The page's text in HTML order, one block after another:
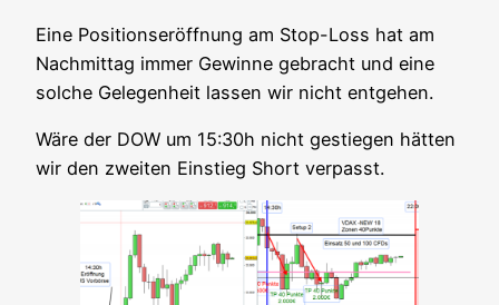
Eine Posi­ti­ons­er­öff­nung am Stop-Loss hat am
Nach­mit­tag immer Gewin­ne gebracht und eine
sol­che Gele­gen­heit las­sen wir nicht entgehen.
Wäre der DOW um 15:30h nicht gestie­gen hät­ten
wir den zwei­ten Ein­stieg Short verpasst.